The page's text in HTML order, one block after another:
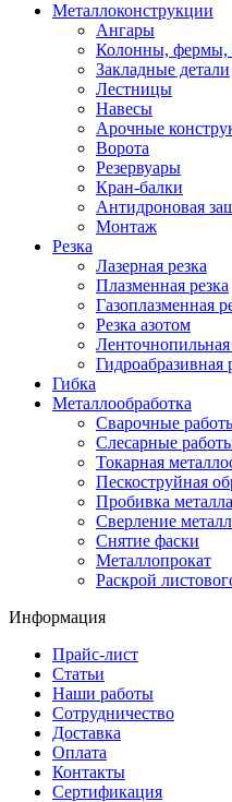
Металлоконструкции
Ангары
Колонны, фермы,
Закладные детали
Лестницы
Навесы
Арочные
Ворота
Резервуары
Кран-балки
Антидроновая
Монтаж
Резка
Лазерная резка
Плазменная резка
Газоплазменная
Резка азотом
Ленточнопильная
Гидроабразивная
Гибка
Металлообработка
Сварочные
Слесарные
Токарная
Пескоструйная
Пробивка металла
Сверление
Снятие фаски
Металлопрокат
Раскрой
Информация
Прайс-лист
Статьи
Наши работы
Сотрудничество
Доставка
Оплата
Контакты
Сертификация